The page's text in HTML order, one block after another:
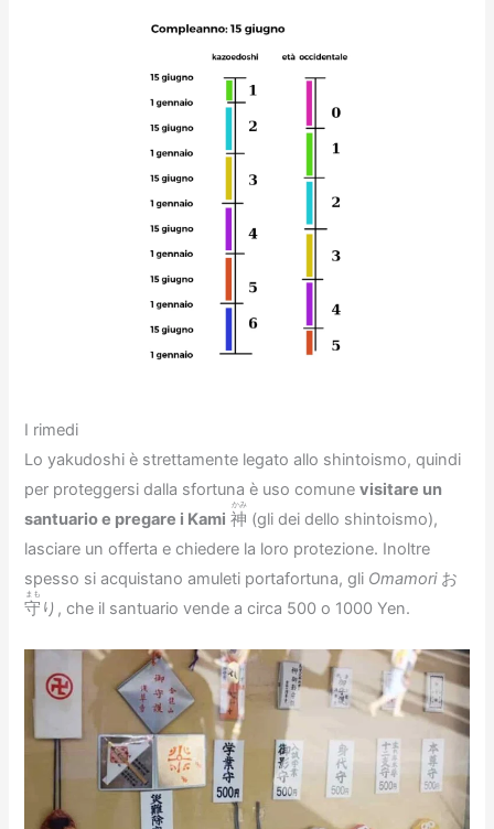
I rimedi
Lo yakudoshi è strettamente legato allo shintoismo, quindi
per proteggersi dalla sfortuna è uso comunevisitare un
santuario e pregare i Kami 神
かみ
(gli dei dello shintoismo),
lasciare un offerta e chiedere la loro protezione. Inoltre
spesso si acquistano amuleti portafortuna, gli Omamoriお
守
まも
り, che il santuario vende a circa 500 o 1000 Yen.